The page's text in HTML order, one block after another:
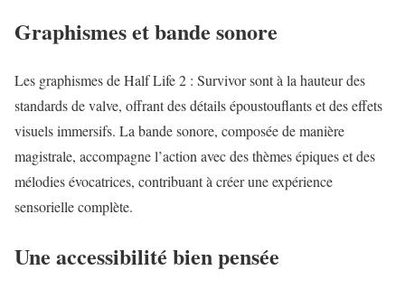
Graphismes et bande sonore
Les graphismes de Half Life 2 : Survivor sont à la hauteur des
standards de valve, offrant des détails époustouflants et des effets
visuels immersifs. La bande sonore, composée de manière
magistrale, accompagne l’action avec des thèmes épiques et des
mélodies évocatrices, contribuant à créer une expérience
sensorielle complète.
Une accessibilité bien pensée